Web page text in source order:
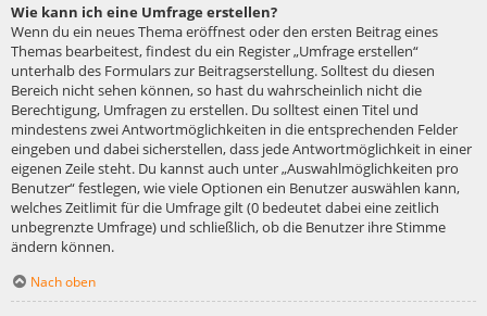
Wie kann ich eine Umfrage erstellen?
Wenn du ein neues Thema eröffnest oder den ersten Beitrag eines
Themas bearbeitest, findest du ein Register „Umfrage erstellen“
unterhalb des Formulars zur Beitragserstellung. Solltest du diesen
Bereich nicht sehen können, so hast du wahrscheinlich nicht die
Berechtigung, Umfragen zu erstellen. Du solltest einen Titel und
mindestens zwei Antwortmöglichkeiten in die entsprechenden Felder
eingeben und dabei sicherstellen, dass jede Antwortmöglichkeit in einer
eigenen Zeile steht. Du kannst auch unter „Auswahlmöglichkeiten pro
Benutzer“ festlegen, wie viele Optionen ein Benutzer auswählen kann,
welches Zeitlimit für die Umfrage gilt (0 bedeutet dabei eine zeitlich
unbegrenzte Umfrage) und schließlich, ob die Benutzer ihre Stimme
ändern können.
Nach oben